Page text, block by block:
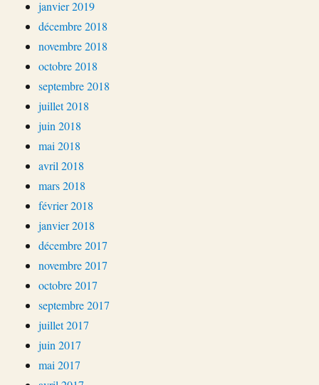
janvier 2019
décembre 2018
novembre 2018
octobre 2018
septembre 2018
juillet 2018
juin 2018
mai 2018
avril 2018
mars 2018
février 2018
janvier 2018
décembre 2017
novembre 2017
octobre 2017
septembre 2017
juillet 2017
juin 2017
mai 2017